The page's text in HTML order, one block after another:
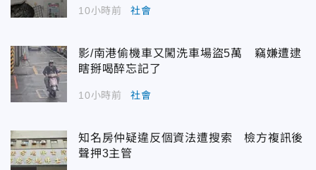
10小時前 社會
影/南港偷機車又闖洗車場盜5萬 竊嫌遭逮
瞎掰喝醉忘記了
10小時前 社會
知名房仲疑違反個資法遭搜索 檢方複訊後
聲押3主管